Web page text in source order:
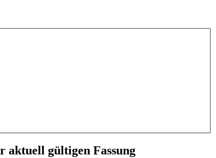
aktuell gültigen Fassung